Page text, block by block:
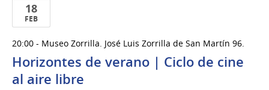
18
FEB
de
Feb
del
20:00 - Museo Zorrilla. José Luis Zorrilla de San Martín 96.
Horizontes de verano | Ciclo de cine
al aire libre